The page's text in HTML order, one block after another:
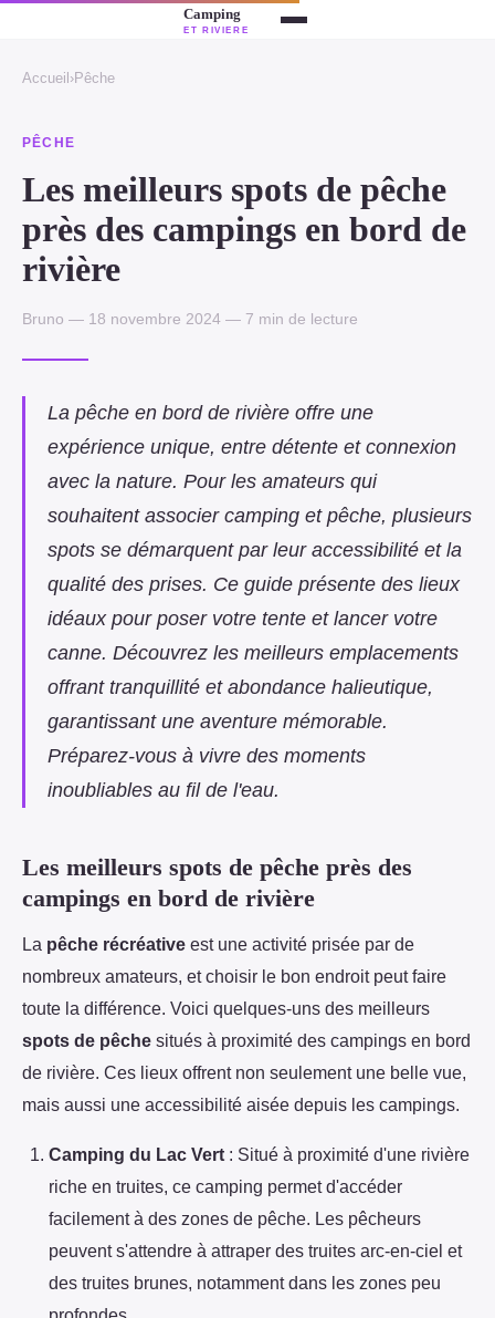
Accueil ›Pêche
PÊCHE
Les meilleurs spots de pêche
près des campings en bord de
rivière
Bruno — 18 novembre 2024 — 7 min de lecture
La pêche en bord de rivière offre une
expérience unique, entre détente et connexion
avec la nature. Pour les amateurs qui
souhaitent associer camping et pêche, plusieurs
spots se démarquent par leur accessibilité et la
qualité des prises. Ce guide présente des lieux
idéaux pour poser votre tente et lancer votre
canne. Découvrez les meilleurs emplacements
offrant tranquillité et abondance halieutique,
garantissant une aventure mémorable.
Préparez-vous à vivre des moments
inoubliables au fil de l'eau.
Les meilleurs spots de pêche près des
campings en bord de rivière
La pêche récréative est une activité prisée par de
nombreux amateurs, et choisir le bon endroit peut faire
toute la différence. Voici quelques-uns des meilleurs
spots de pêche situés à proximité des campings en bord
de rivière. Ces lieux offrent non seulement une belle vue,
mais aussi une accessibilité aisée depuis les campings.
Camping du Lac Vert : Situé à proximité d'une rivière
riche en truites, ce camping permet d'accéder
facilement à des zones de pêche. Les pêcheurs
peuvent s'attendre à attraper des truites arc-en-ciel et
des truites brunes, notamment dans les zones peu